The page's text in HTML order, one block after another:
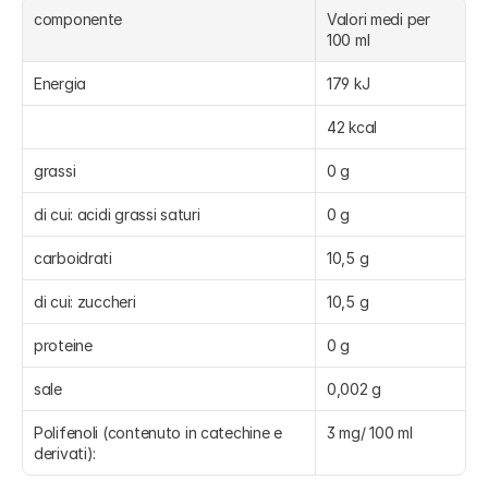
componente
Valori medi per
100 ml
Energia 179 kJ
42 kcal
grassi 0 g
di cui: acidi grassi saturi 0 g
carboidrati 10,5 g
di cui: zuccheri 10,5 g
proteine 0 g
sale 0,002 g
Polifenoli (contenuto in catechine e
derivati):
3 mg/ 100 ml